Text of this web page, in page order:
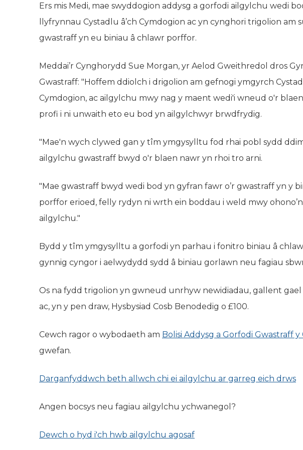
Ers mis Medi, mae swyddogion addysg a gorfodi ailgylchu wedi
llyfrynnau Cystadlu â’ch Cymdogion ac yn cynghori trigolion am
gwastraff yn eu biniau â chlawr porffor.
Meddai’r Cynghorydd Sue Morgan, yr Aelod Gweithredol dros
Gwastraff: "Hoffem ddiolch i drigolion am gefnogi ymgyrch
Cymdogion, ac ailgylchu mwy nag y maent wedi'i wneud o'r
profi i ni unwaith eto eu bod yn ailgylchwyr brwdfrydig.
"Mae'n wych clywed gan y tîm ymgysylltu fod rhai pobl sydd
ailgylchu gwastraff bwyd o'r blaen nawr yn rhoi tro arni.
"Mae gwastraff bwyd wedi bod yn gyfran fawr o’r gwastraff yn y
porffor erioed, felly rydyn ni wrth ein boddau i weld mwy
ailgylchu."
Bydd y tîm ymgysylltu a gorfodi yn parhau i fonitro biniau â
gynnig cyngor i aelwydydd sydd â biniau gorlawn neu fagiau
Os na fydd trigolion yn gwneud unrhyw newidiadau, gallent
ac, yn y pen draw, Hysbysiad Cosb Benodedig o £100.
Cewch ragor o wybodaeth am Bolisi Addysg a Gorfodi Gwastraff y
gwefan.
Darganfyddwch beth allwch chi ei ailgylchu ar garreg eich drws
Angen bocsys neu fagiau ailgylchu ychwanegol?
Dewch o hyd i'ch hwb ailgylchu agosaf